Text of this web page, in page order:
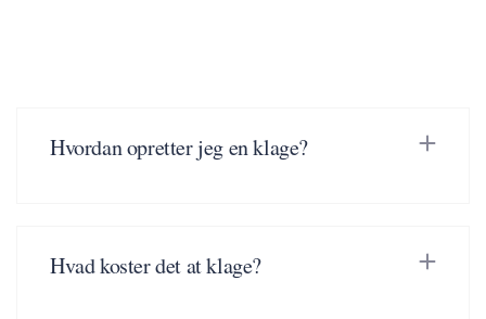
Hvordan opretter jeg en klage?
Hvad koster det at klage?